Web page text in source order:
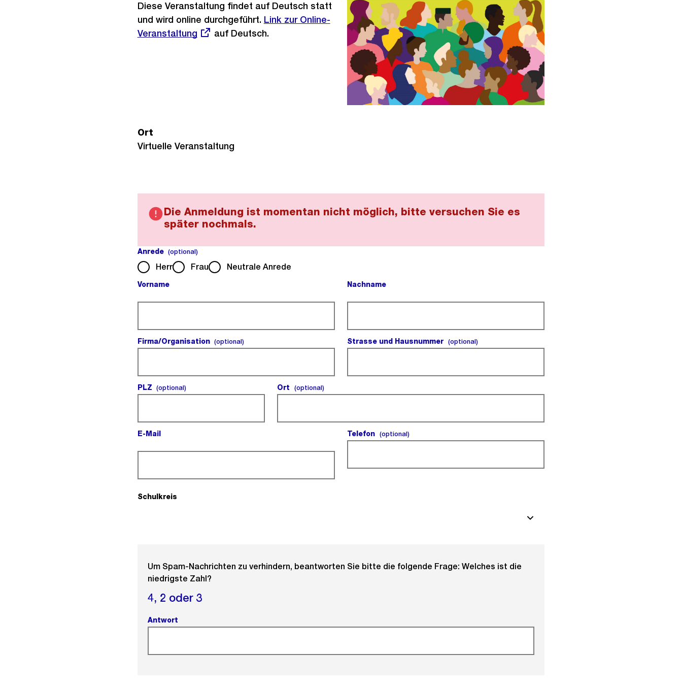
Diese Veranstaltung findet auf Deutsch statt
und wird online durchgeführt. Externer
Link:
Link zur Online-
Veranstaltung
auf Deutsch.
Ort
Virtuelle Veranstaltung
Die Anmeldung ist momentan nicht möglich, bitte versuchen Sie es
später nochmals.
Anrede (optional)
Herr Frau Neutrale Anrede
Vorname Nachname
Firma/Organisation (optional) Strasse und Hausnummer (optional)(optional).
PLZ (optional) Ort (optional)(optional).
E-Mail Telefon (optional)(optional).
Schulkreis
Um Spam-Nachrichten zu verhindern, beantworten Sie bitte die folgende Frage: Welches ist die
niedrigste Zahl?
4, 2 oder 3
Antwort